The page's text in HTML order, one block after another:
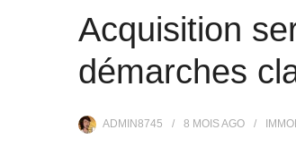
Acquisition
démarches
ADMIN8745 8 MOISAGO